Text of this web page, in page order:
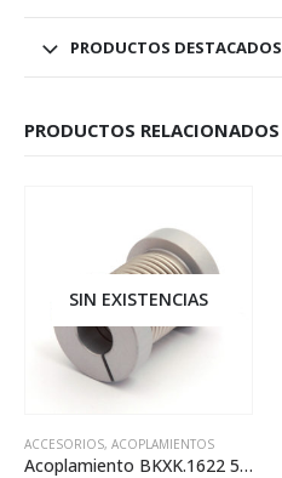
PRODUCTOS DESTACADOS
PRODUCTOS RELACIONADOS
SIN EXISTENCIAS
ACCESORIOS, ACOPLAMIENTOS
Acoplamiento BKXK.1622 5/5